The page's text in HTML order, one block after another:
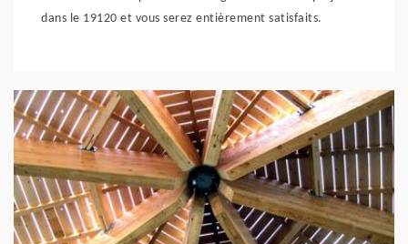
dans le 19120 et vous serez entièrement satisfaits.